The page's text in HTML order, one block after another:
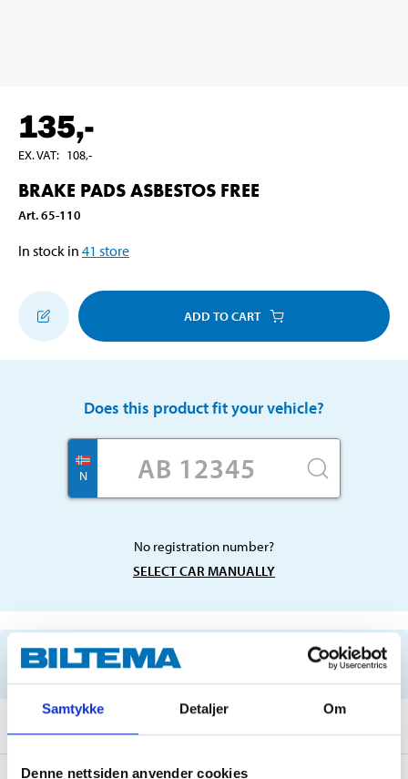
Samtykke Detaljer Om
Denne nettsiden anvender cookies
135,-
EX. VAT: 108,-
BRAKE PADS ASBESTOS FREE
Art.65-110
In stock in 41 store
ADD TO CART
Does this product fit your vehicle?
N
No registration number?
SELECT CAR MANUALLY
Important information when searching for spare
parts by reg. number and service recommendations.